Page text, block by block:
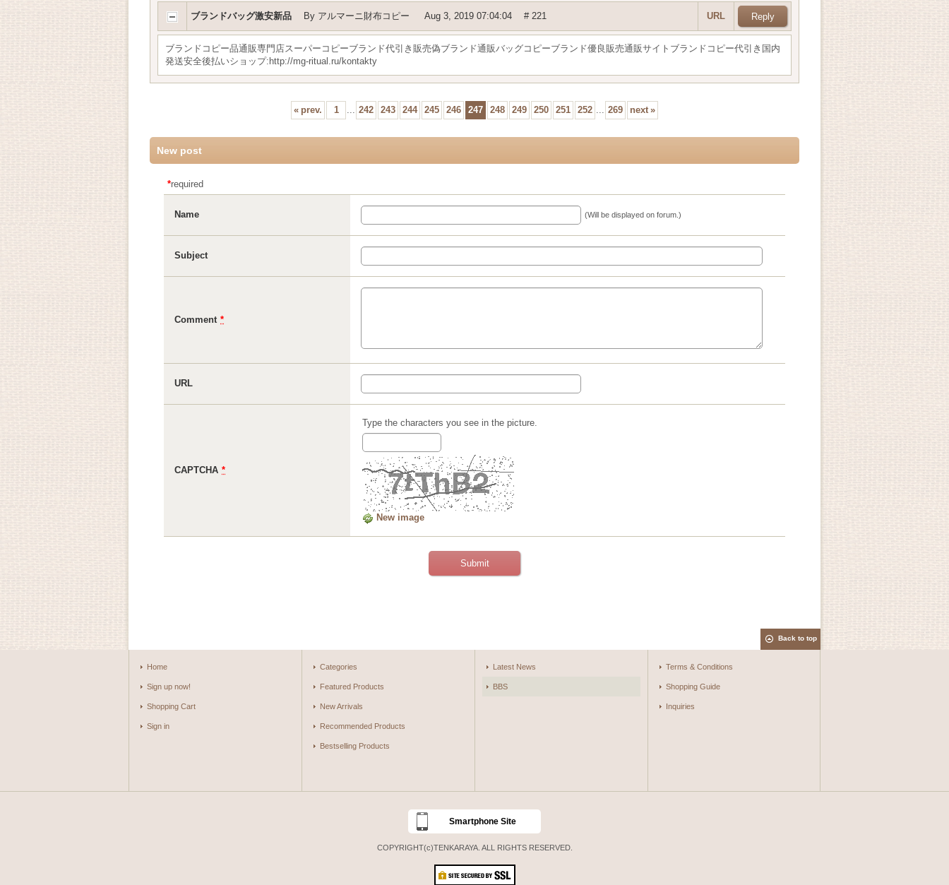
ブランドバッグ激安新品 By アルマーニ財布コピー Aug 3, 2019 07:04:04 # 221 URL
ブランドコピー品通販専門店スーパーコピーブランド代引き販売偽ブランド通販バッグコピーブランド優良販売通販サイトブランドコピー代引き国内
発送安全後払いショップ:http://mg-ritual.ru/kontakty
« prev. 1 ... 242 243 244 245 246 247 248 249 250 251 252 ... 269 next »
New post
*required
Name (Will be displayed on forum.)
Subject
Comment *
URL
CAPTCHA *
Type the characters you see in the picture.
New image
Back to top
Home
Sign up now!
Shopping Cart
Sign in
Categories
Featured Products
New Arrivals
Recommended Products
Bestselling Products
Latest News
BBS
Terms & Conditions
Shopping Guide
Inquiries
Smartphone Site
COPYRIGHT(c)TENKARAYA. ALL RIGHTS RESERVED.